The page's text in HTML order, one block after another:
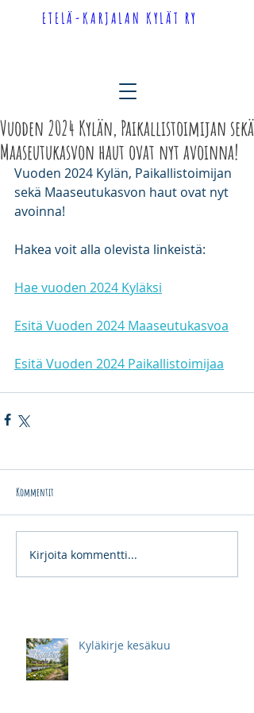
ETELÄ-KARJALAN KYLÄT RY
Vuoden 2024 Kylän, Paikallistoimijan sekä
Maaseutukasvon haut ovat nyt avoinna!
Vuoden 2024 Kylän, Paikallistoimijan
sekä Maaseutukasvon haut ovat nyt
avoinna!
Hakea voit alla olevista linkeistä:
Hae vuoden 2024 Kyläksi
Esitä Vuoden 2024 Maaseutukasvoa
Esitä Vuoden 2024 Paikallistoimijaa
Kommentit
Kirjoita kommentti...
Kyläkirje kesäkuu